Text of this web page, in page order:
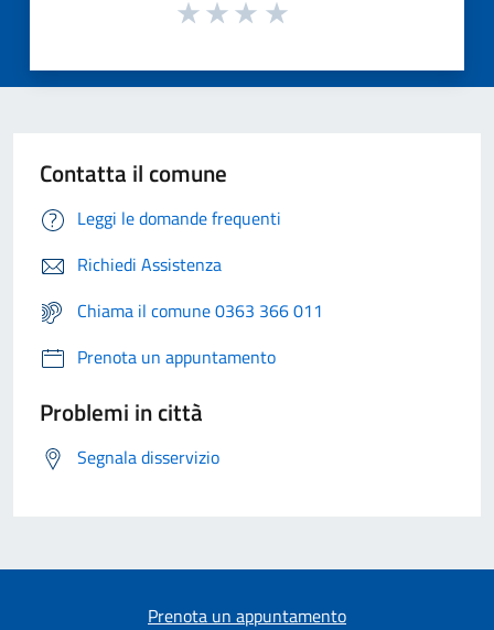
Contatta il comune
Leggi le domande frequenti
Richiedi Assistenza
Chiama il comune 0363 366 011
Prenota un appuntamento
Problemi in città
Segnala disservizio
Prenota un appuntamento